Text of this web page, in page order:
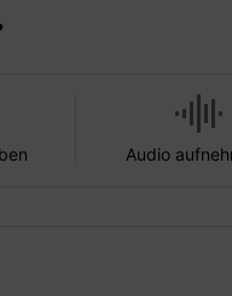
Audio